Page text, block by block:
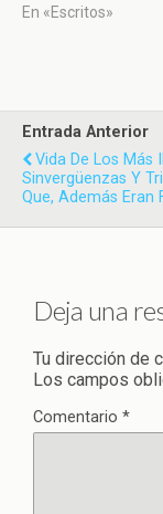
En «Escritos»
Entrada Anterior
Vida De Los Más
Sinvergüenzas Y
Que, Además Eran
Deja una
Tu dirección de
Los campos
Comentario *